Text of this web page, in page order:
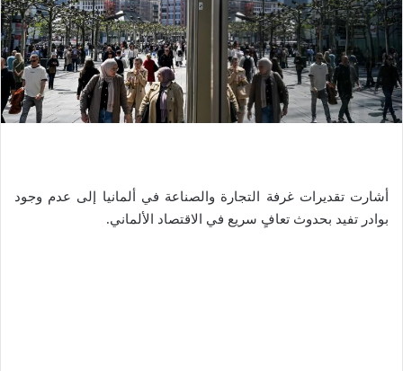
أشارت تقديرات غرفة التجارة والصناعة في ألمانيا إلى عدم وجود
بوادر تفيد بحدوث تعافٍ سريع في الاقتصاد الألماني.